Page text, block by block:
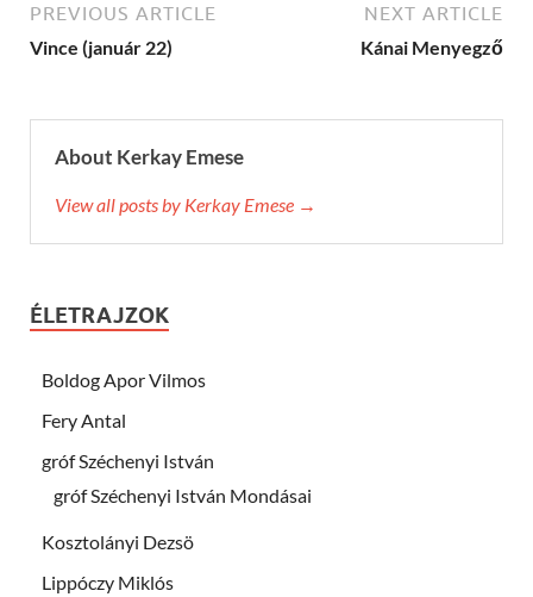
PREVIOUS ARTICLE
Vince (január 22)
NEXT ARTICLE
Kánai Menyegző
About Kerkay Emese
View all posts by Kerkay Emese →
ÉLETRAJZOK
Boldog Apor Vilmos
Fery Antal
gróf Széchenyi István
gróf Széchenyi István Mondásai
Kosztolányi Dezsö
Lippóczy Miklós